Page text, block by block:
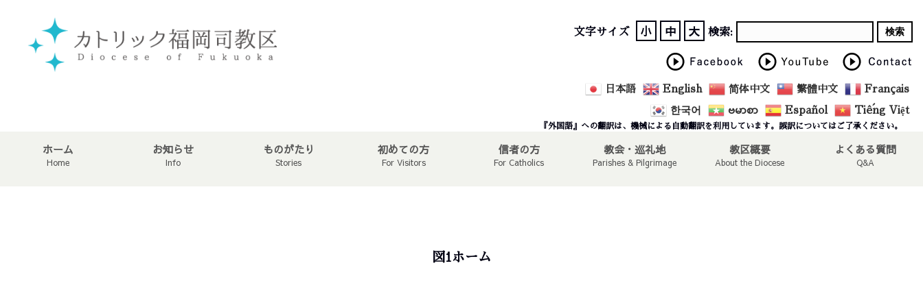
文字サイズ 小 中 大 検索:
日本語 English 简体中文 繁體中文 Français
한국어 ဗမာစာ Español Tiếng Việt
『外国語』への翻訳は、機械による自動翻訳を利用しています。誤訳についてはご了承ください。
ホーム
Home
お知らせ
Info
ものがたり
Stories
初めての方
For Visitors
信者の方
For Catholics
教会・巡礼地
Parishes & Pilgrimage
教区概要
About the Diocese
よくある質問
Q&A
図1ホーム